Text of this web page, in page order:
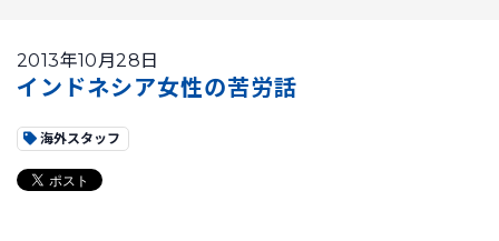
2013年10月28日
インドネシア女性の苦労話
海外スタッフ